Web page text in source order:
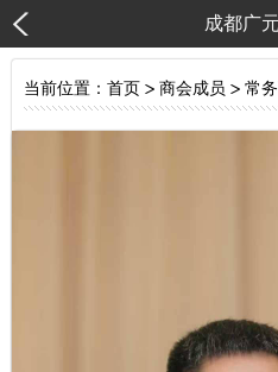
成都广
当前位置： 首页 > 商会成员 > 常